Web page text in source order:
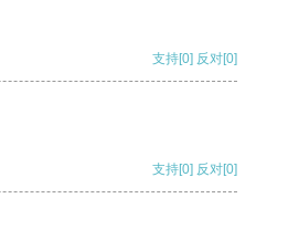
支持[0] 反对[0]
支持[0] 反对[0]